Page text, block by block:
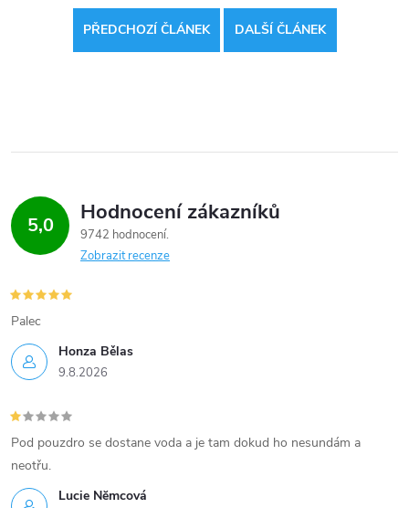
PŘEDCHOZÍ ČLÁNEK DALŠÍ ČLÁNEK
5,0 Hodnocení zákazníků
9742 hodnocení
Zobrazit recenze
Honza Bělas
9.8.2026
Palec
Lucie Nĕmcová
Pod pouzdro se dostane voda a je tam dokud ho nesundám a
neotřu.